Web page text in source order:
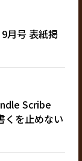
月号 表紙掲
Scribe
くを止めない